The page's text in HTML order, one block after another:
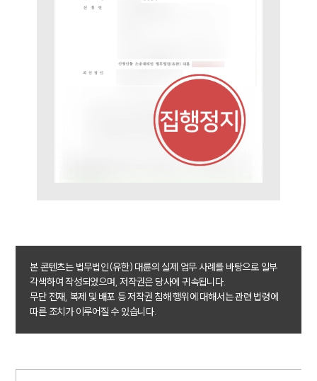
언론보도
뉴스레터/브로슈어
세미나
대륜법률상담예약
대륜법률상담예약
본 콘텐츠는 법무법인(유한) 대륜의 실제 업무 사례를 바탕으로 일부
각색하여 작성되었으며, 저작권은 당사에 귀속됩니다.
무단 전재, 복제 및 배포 등 저작권 침해 행위에 대해서는 관련 법령에
따른 조치가 이루어질 수 있습니다.